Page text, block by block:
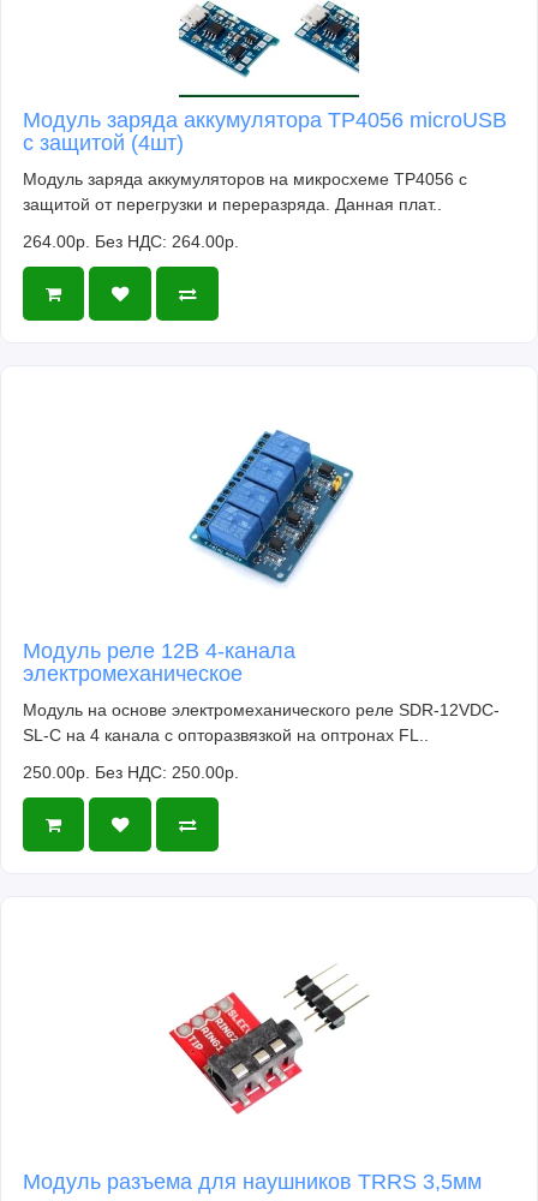
Модуль заряда аккумулятора TP4056 microUSB
с защитой (4шт)
Модуль заряда аккумуляторов на микросхеме TP4056 с
защитой от перегрузки и переразряда. Данная плат..
264.00р. Без НДС: 264.00р.
Модуль реле 12В 4-канала
электромеханическое
Модуль на основе электромеханического реле SDR-12VDC-
SL-C на 4 канала с опторазвязкой на оптронах FL..
250.00р. Без НДС: 250.00р.
Модуль разъема для наушников TRRS 3,5мм